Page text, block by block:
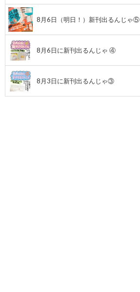
8月6日（明日！）新刊出るんじゃ⑤
8月6日に新刊出るんじゃ ④
8月3日に新刊出るんじゃ③